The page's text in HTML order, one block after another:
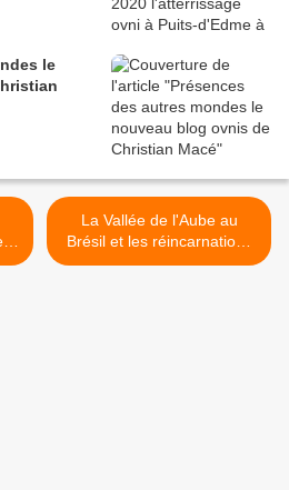
le
La Vallée de l'Aube au
Brésil et les réincarnations
extraterrestres >